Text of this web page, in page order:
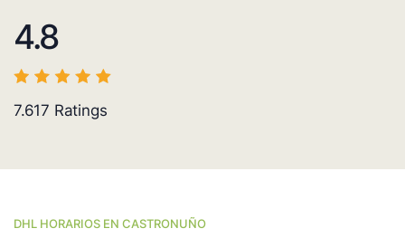
4.8
7.617 Ratings
DHL HORARIOS EN CASTRONUÑO